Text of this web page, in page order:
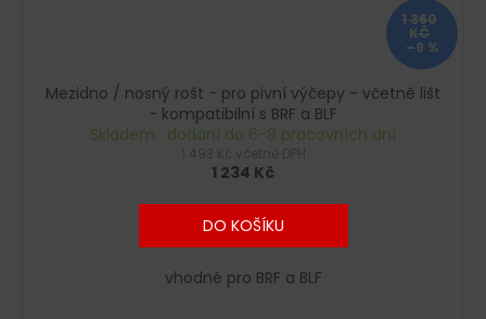
1 360
KČ
–9 %
Mezidno / nosný rošt - pro pivní výčepy - včetně lišt
- kompatibilní s BRF a BLF
Skladem : dodání do 6-8 pracovních dní
1 234 Kč
DO KOŠÍKU
vhodné pro BRF a BLF